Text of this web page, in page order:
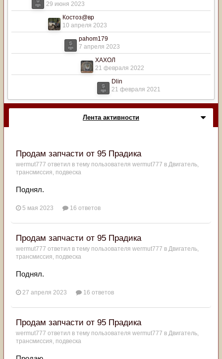
29 июня 2023
Костоз@вр
10 апреля 2023
pahom179
7 апреля 2023
ХАХОЛ
21 февраля 2022
Dlin
21 февраля 2021
Лента активности
Продам запчасти от 95 Прадика
wermut777 ответил в тему пользователя wermut777 в Двигатель,
трансмиссия, подвеска
Поднял.
5 мая 2023 16 ответов
Продам запчасти от 95 Прадика
wermut777 ответил в тему пользователя wermut777 в Двигатель,
трансмиссия, подвеска
Поднял.
27 апреля 2023 16 ответов
Продам запчасти от 95 Прадика
wermut777 ответил в тему пользователя wermut777 в Двигатель,
трансмиссия, подвеска